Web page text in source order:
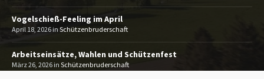
Vogelschieß-Feeling im April
April 18, 2026in Schützenbruderschaft
Arbeitseinsätze, Wahlen und Schützenfest
März 26, 2026 in Schützenbruderschaft